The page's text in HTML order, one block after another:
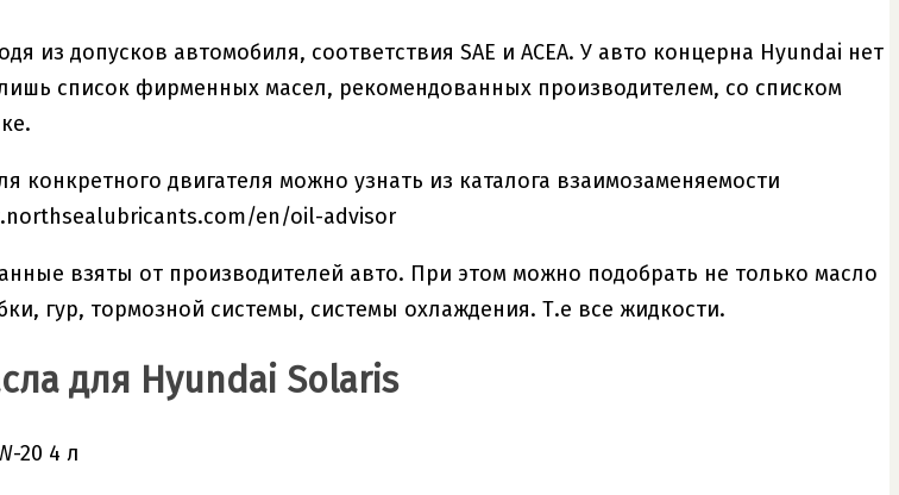
из допусков автомобиля, соответствия SAE и ACEA. У авто концерна Hyundai нет
список фирменных масел, рекомендованных производителем, со списком
конкретного двигателя можно узнать из каталога взаимозаменяемости
en/oil-advisor
взяты от производителей авто. При этом можно подобрать не только масло
гур, тормозной системы, системы охлаждения. Т.е все жидкости.
для Hyundai Solaris
20 4 л